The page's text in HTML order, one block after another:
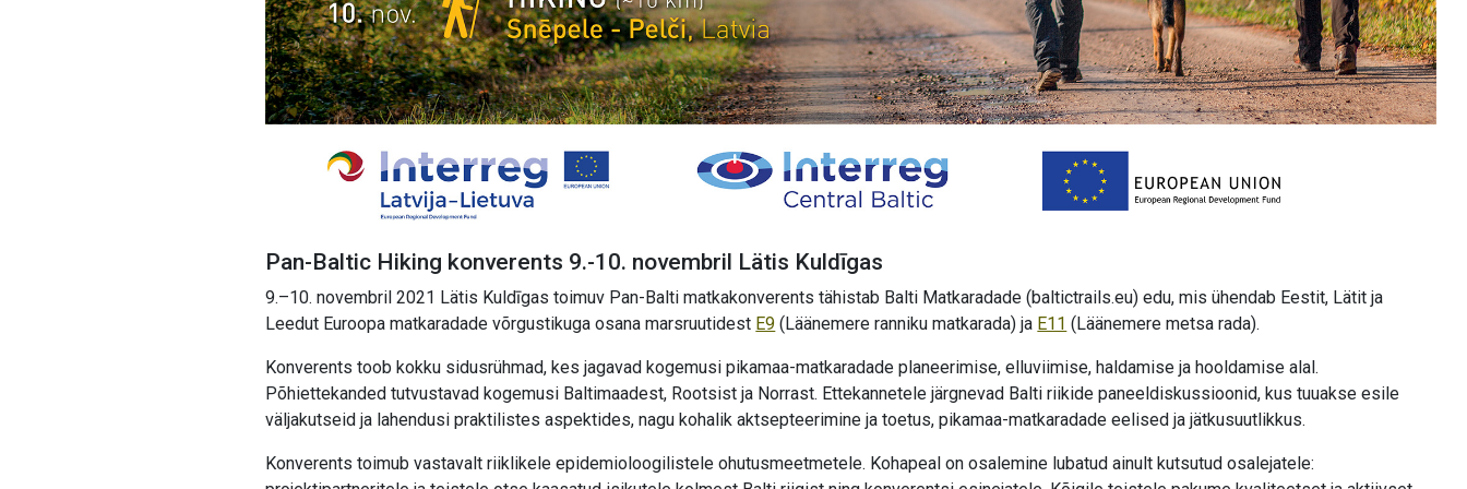
Pan-Baltic Hiking konverents 9.-10. novembril Lätis Kuldīgas
9.–10. novembril 2021 Lätis Kuldīgas toimuv Pan-Balti matkakonverents tähistab Balti Matkaradade (baltictrails.eu) edu, mis ühendab Eestit, Lätit ja
Leedut Euroopa matkaradade võrgustikuga osana marsruutidest E9 (Läänemere ranniku matkarada) ja E11 (Läänemere metsa rada).
Konverents toob kokku sidusrühmad, kes jagavad kogemusi pikamaa-matkaradade planeerimise, elluviimise, haldamise ja hooldamise alal.
Põhiettekanded tutvustavad kogemusi Baltimaadest, Rootsist ja Norrast. Ettekannetele järgnevad Balti riikide paneeldiskussioonid, kus tuuakse esile
väljakutseid ja lahendusi praktilistes aspektides, nagu kohalik aktsepteerimine ja toetus, pikamaa-matkaradade eelised ja jätkusuutlikkus.
Konverents toimub vastavalt riiklikele epidemioloogilistele ohutusmeetmetele. Kohapeal on osalemine lubatud ainult kutsutud osalejatele: